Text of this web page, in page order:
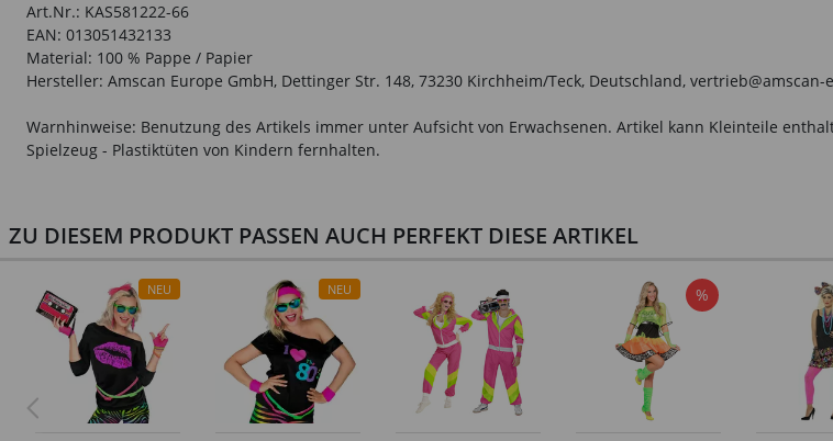
Art.Nr.: KAS581222-66
EAN: 013051432133
Material: 100 % Pappe / Papier
Hersteller: Amscan Europe GmbH, Dettinger Str. 148, 73230 Kirchheim/Teck, Deutschland, vertrieb@amscan-
Warnhinweise: Benutzung des Artikels immer unter Aufsicht von Erwachsenen. Artikel kann Kleinteile
Spielzeug - Plastiktüten von Kindern fernhalten.
ZU DIESEM PRODUKT PASSEN AUCH PERFEKT DIESE ARTIKEL
NEU NEU %